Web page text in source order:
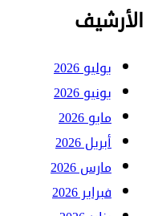
الأرشيف
يوليو 2026
يونيو 2026
مايو 2026
أبريل 2026
مارس 2026
فبراير 2026